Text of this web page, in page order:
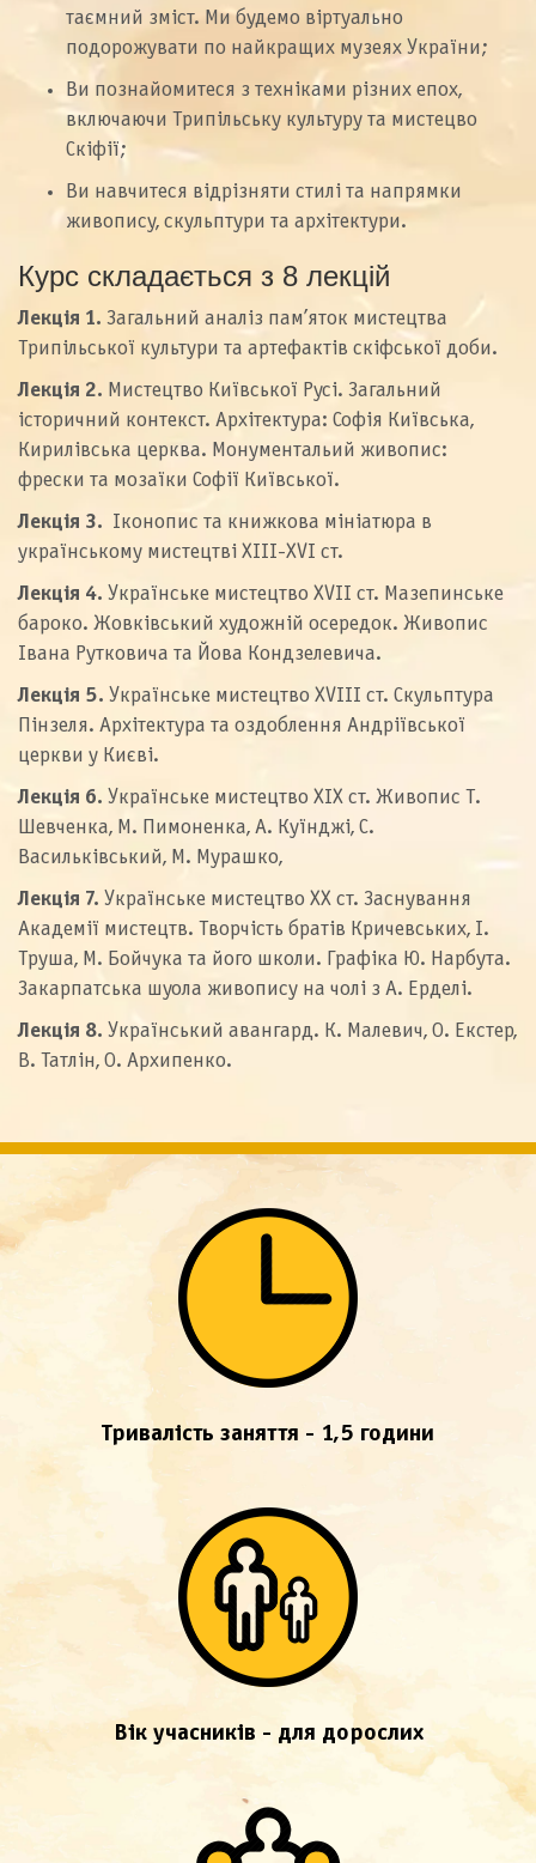
таємний зміст. Ми будемо віртуально
подорожувати по найкращих музеях України;
Ви познайомитеся з техніками різних епох,
включаючи Трипільську культуру та мистецво
Скіфії;
Ви навчитеся відрізняти стилі та напрямки
живопису, скульптури та архітектури.
Курс складається з 8 лекцій
Лекція 1. Загальний аналіз пам’яток мистецтва
Трипільської культури та артефактів скіфської доби.
Лекція 2. Мистецтво Київської Русі. Загальний
історичний контекст. Архітектура: Софія Київська,
Кирилівська церква. Монументальий живопис:
фрески та мозаїки Софії Київської.
Лекція 3. Іконопис та книжкова мініатюра в
українському мистецтві XIII-XVI ст.
Лекція 4. Українське мистецтво XVII ст. Мазепинське
бароко. Жовківський художній осередок. Живопис
Івана Рутковича та Йова Кондзелевича.
Лекція 5. Українське мистецтво XVIII ст. Скульптура
Пінзеля. Архітектура та оздоблення Андріївської
церкви у Києві.
Лекція 6. Українське мистецтво XIX ст. Живопис Т.
Шевченка, М. Пимоненка, А. Куїнджі, С.
Васильківський, М. Мурашко,
Лекція 7. Українське мистецтво XX ст. Заснування
Академії мистецтв. Творчість братів Кричевських, І.
Труша, М. Бойчука та його школи. Графіка Ю. Нарбута.
Закарпатська шуола живопису на чолі з А. Ерделі.
Лекція 8. Український авангард. К. Малевич, О. Екстер,
В. Татлін, О. Архипенко.
Тривалість заняття - 1,5 години
Вік учасників - для дорослих